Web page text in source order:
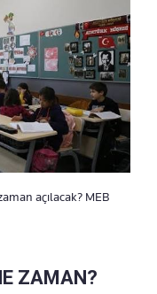
açılacak? MEB
ZAMAN?